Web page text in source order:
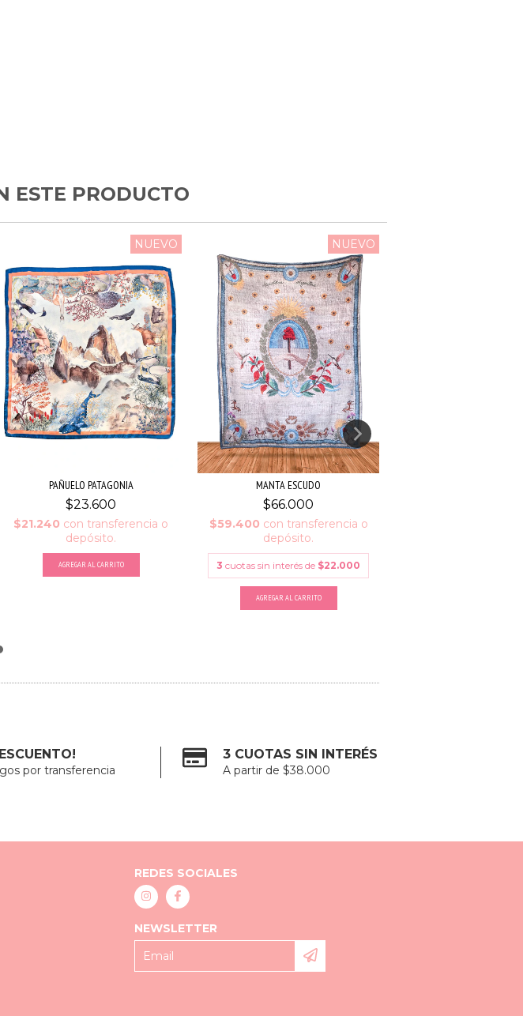
ESTE PRODUCTO
NUEVO
PAÑUELO PATAGONIA
$23.600
$21.240 con transferencia o
depósito.
AGREGAR AL CARRITO
NUEVO
MANTA ESCUDO
$66.000
$59.400 con transferencia o
depósito.
3 cuotas sin interés de $22.000
por transferencia
3 CUOTAS SIN INTERÉS
A partir de $38.000
REDES SOCIALES
NEWSLETTER